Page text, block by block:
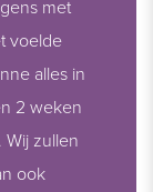
met
voelde
alles in
2 weken
zullen
ook